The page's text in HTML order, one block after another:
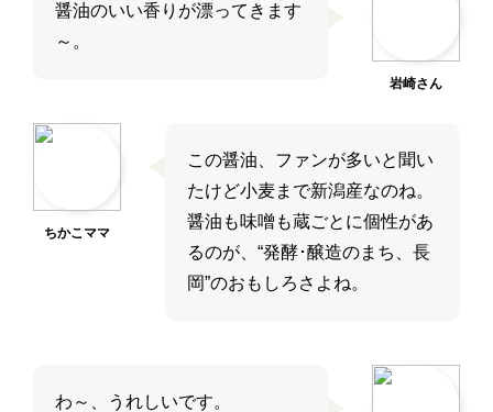
岩崎さん
醤油のいい香りが漂ってきます
～。
ちかこママ
この醤油、ファンが多いと聞い
たけど小麦まで新潟産なのね。
醤油も味噌も蔵ごとに個性があ
るのが、“発酵･醸造のまち、長
岡”のおもしろさよね。
わ～、うれしいです。